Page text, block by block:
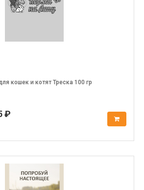
кошек и котят Треска 100 гр
₽